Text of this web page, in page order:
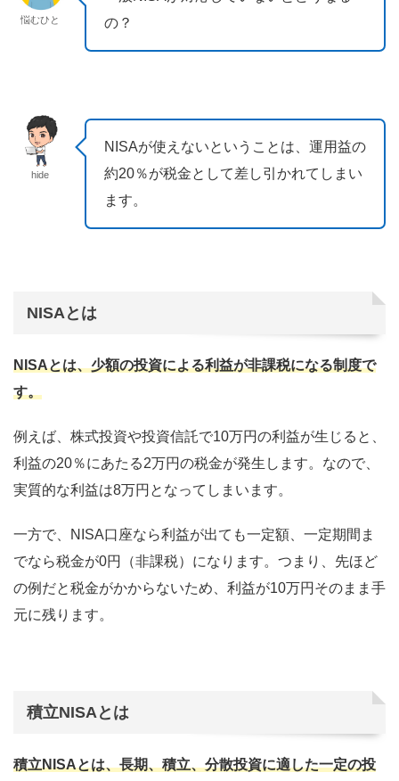
悩むひと
の？
hide
NISAが使えないということは、運用益の
約20％が税金として差し引かれてしまい
ます。
NISAとは
NISAとは、少額の投資による利益が非課税になる制度で
す。
例えば、株式投資や投資信託で10万円の利益が生じると、
利益の20％にあたる2万円の税金が発生します。なので、
実質的な利益は8万円となってしまいます。
一方で、NISA口座なら利益が出ても一定額、一定期間ま
でなら税金が0円（非課税）になります。つまり、先ほど
の例だと税金がかからないため、利益が10万円そのまま手
元に残ります。
積立NISAとは
積立NISAとは、長期、積立、分散投資に適した一定の投